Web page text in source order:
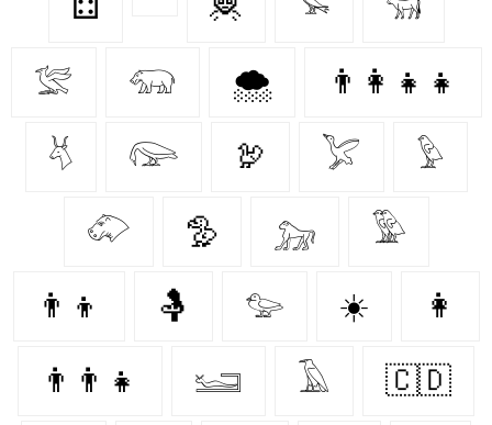
⚃ 🦧 𓅩 𓃔
𓅛 𓃯 🌨️ 👨‍👩‍👧‍👧
𓄃 𓅼 🦃 𓅯 𓅱
𓄁 🦤 𓃷 𓅳
👨‍👦 🤱 𓅰 ☀️ 👩‍
👨‍👨‍👧 𓆒 𓄿 🇨🇩